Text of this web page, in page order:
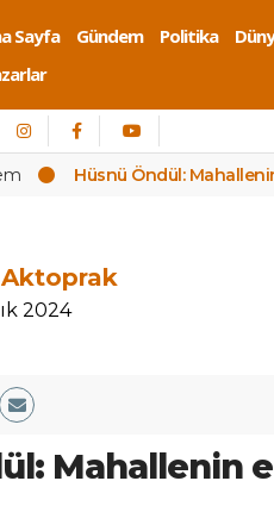
Sayfa Gündem Politika
Hüsnü Öndül:
2024
Mahallenin